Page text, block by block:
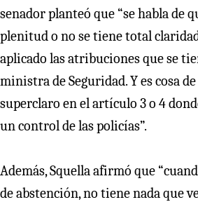
senador planteó que “se habla de
plenitud o no se tiene total
aplicado las atribuciones que se
ministra de Seguridad. Y es cosa de
superclaro en el artículo 3 o 4
un control de las policías”.
Además, Squella afirmó que
de abstención, no tiene nada que